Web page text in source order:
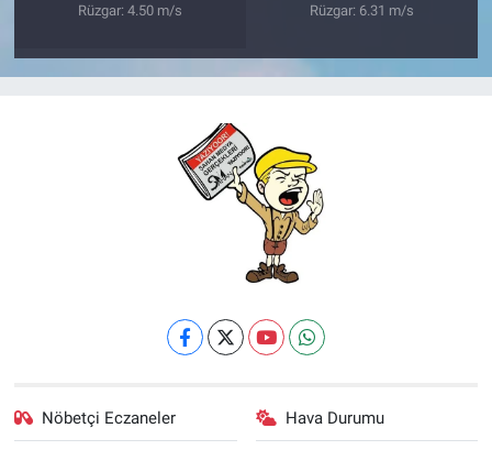
Rüzgar: 4.50 m/s
Rüzgar: 6.31 m/s
Nöbetçi Eczaneler Hava Durumu